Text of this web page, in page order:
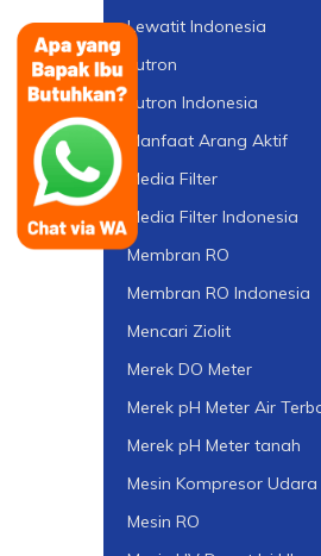
Lewatit Indonesia
Lutron
Lutron Indonesia
Manfaat Arang Aktif
Media Filter
Media Filter Indonesia
Membran RO
Membran RO Indonesia
Mencari Ziolit
Merek DO Meter
Merek pH Meter Air
Merek pH Meter tanah
Mesin Kompresor Udara
Mesin RO